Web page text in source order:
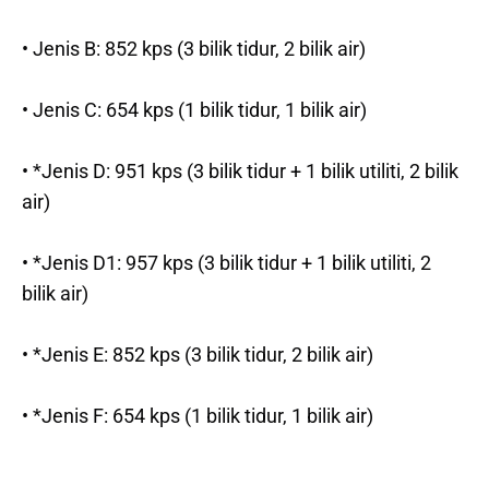
• Jenis B: 852 kps (3 bilik tidur, 2 bilik air)
• Jenis C: 654 kps (1 bilik tidur, 1 bilik air)
• *Jenis D: 951 kps (3 bilik tidur + 1 bilik utiliti, 2 bilik
air)
• *Jenis D1: 957 kps (3 bilik tidur + 1 bilik utiliti, 2
bilik air)
• *Jenis E: 852 kps (3 bilik tidur, 2 bilik air)
• *Jenis F: 654 kps (1 bilik tidur, 1 bilik air)